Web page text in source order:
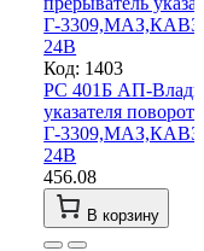
Код: 1403
РС 401Б АП-
указателя поворота
Г-
24В
456.08
В корзину